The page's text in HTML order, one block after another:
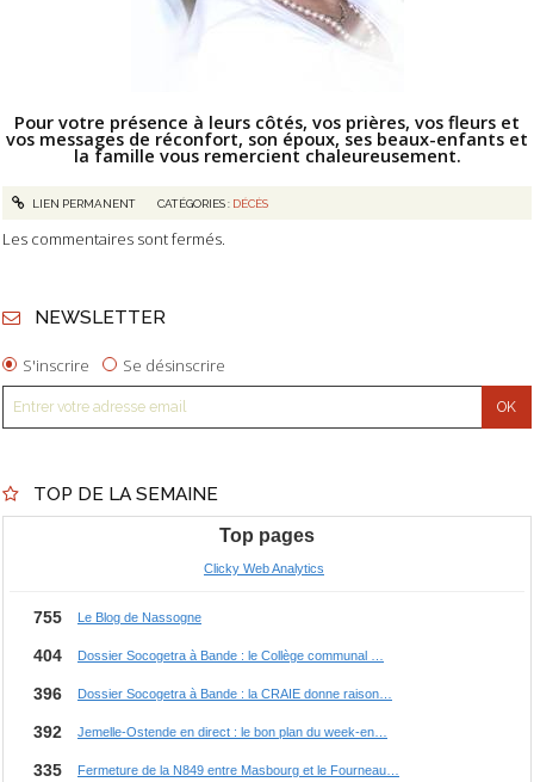
Pour votre présence à leurs côtés, vos prières, vos fleurs et
vos messages de réconfort, son époux, ses beaux-enfants et
la famille vous remercient chaleureusement.
LIEN PERMANENT CATÉGORIES : DÉCÈS
Les commentaires sont fermés.
NEWSLETTER
S'inscrire Se désinscrire
TOP DE LA SEMAINE